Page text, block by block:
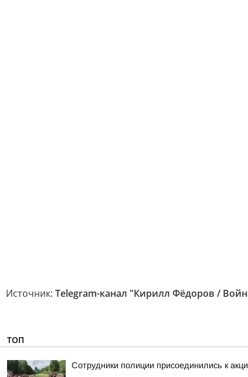
Источник: Telegram-канал "Кирилл Фёдоров /
ТОП
Сотрудники полиции присоединились к